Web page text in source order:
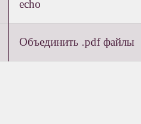
echo
Объединить .pdf файлы